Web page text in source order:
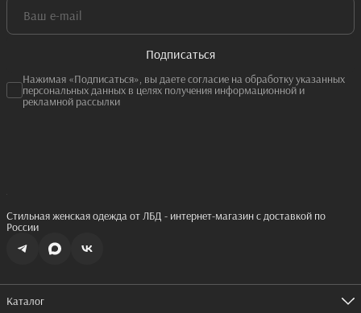
Подписаться
Нажимая «Подписаться», вы даете согласие на обработку указанных
персональных данных в целях получения информационной и
рекламной рассылки
Стильная женская одежда от ЛБД - интернет-магазин с доставкой по
России
Каталог